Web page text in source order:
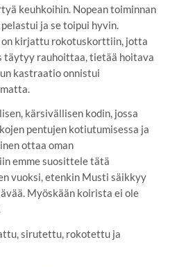
keuhkoihin. Nopean toiminnan
ja se toipui hyvin.
on kirjattu rokotuskorttiin, jotta
täytyy rauhoittaa, tietää hoitava
kastraatio onnistui
kärsivällisen kodin, jossa
pentujen kotiutumisessa ja
ottaa oman
emme suosittele tätä
vuoksi, etenkin Musti säikkyy
Myöskään koirista ei ole
sirutettu, rokotettu ja